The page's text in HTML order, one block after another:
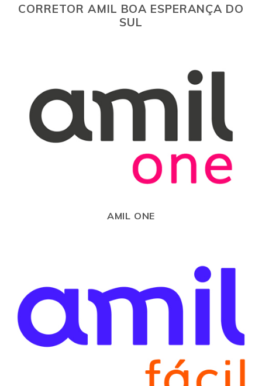
CORRETOR AMIL BOA ESPERANÇA DO
SUL
AMIL ONE